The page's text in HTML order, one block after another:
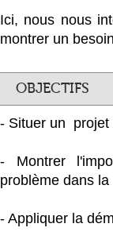
Ici, nous nous
montrer un
OBJECTIFS
- Situer un projet
- Montrer
problème dans
- Appliquer la